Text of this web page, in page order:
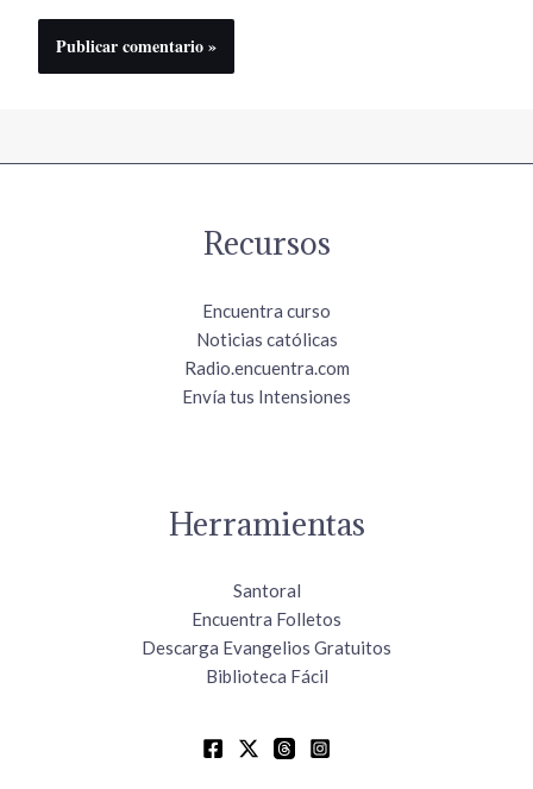
Recursos
Encuentra curso
Noticias católicas
Radio.encuentra.com
Envía tus Intensiones
Herramientas
Santoral
Encuentra Folletos
Descarga Evangelios Gratuitos
Biblioteca Fácil